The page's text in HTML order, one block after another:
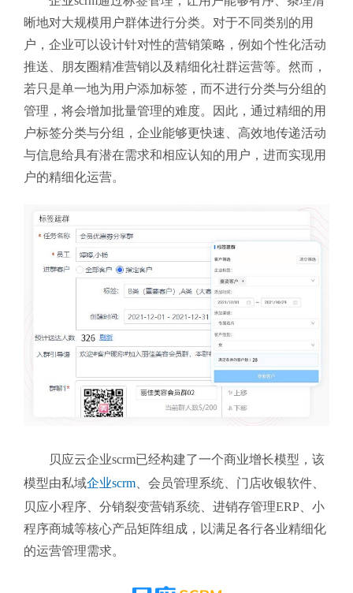
晰地对大规模用户群体进行分类。对于不同类别的用
户，企业可以设计针对性的营销策略，例如个性化活动
推送、朋友圈精准营销以及精细化社群运营等。然而，
若只是单一地为用户添加标签，而不进行分类与分组的
管理，将会增加批量管理的难度。因此，通过精细的用
户标签分类与分组，企业能够更快速、高效地传递活动
与信息给具有潜在需求和相应认知的用户，进而实现用
户的精细化运营。
贝应云企业scrm已经构建了一个商业增长模型，该
模型由私域企业scrm 、会员管理系统、门店收银软件、
贝应小程序、分销裂变营销系统、进销存管理ERP、小
程序商城等核心产品矩阵组成，以满足各行各业精细化
的运营管理需求。